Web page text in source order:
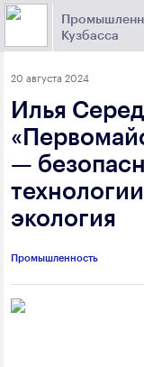
Кузбасса
Поиск
Торговая
Выберите
Угольная
Горно-
Химическая
Электроэнергетика
Предприятия
650000, г.
20 августа 2024
Илья
—
экология
Промышленность